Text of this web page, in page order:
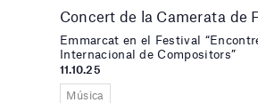
Concert de la Camerata de
Emmarcat en el Festival
Internacional de Compositors”
11.10.25
Música